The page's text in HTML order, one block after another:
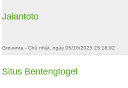
Jalantoto
Grevonta - Chủ nhật, ngày 05/10/2025 23:18:02
Situs Bentengtogel